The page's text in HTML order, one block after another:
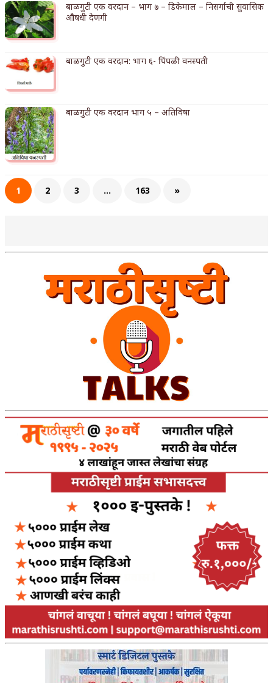
बाळगुटी एक वरदान – भाग ७ – डिकेमाल – निसर्गाची सुवासिक
औषधी देणगी
बाळगुटी एक वरदान: भाग ६- पिंपळी वनस्पती
बाळगुटी एक वरदान भाग ५ – अतिविषा
1 2 3 … 163 »